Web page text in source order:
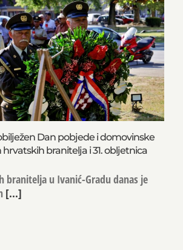
Dan pobjede i domovinske
branitelja i 31. obljetnica
branitelja u Ivanić-Gradu danas je
[...]